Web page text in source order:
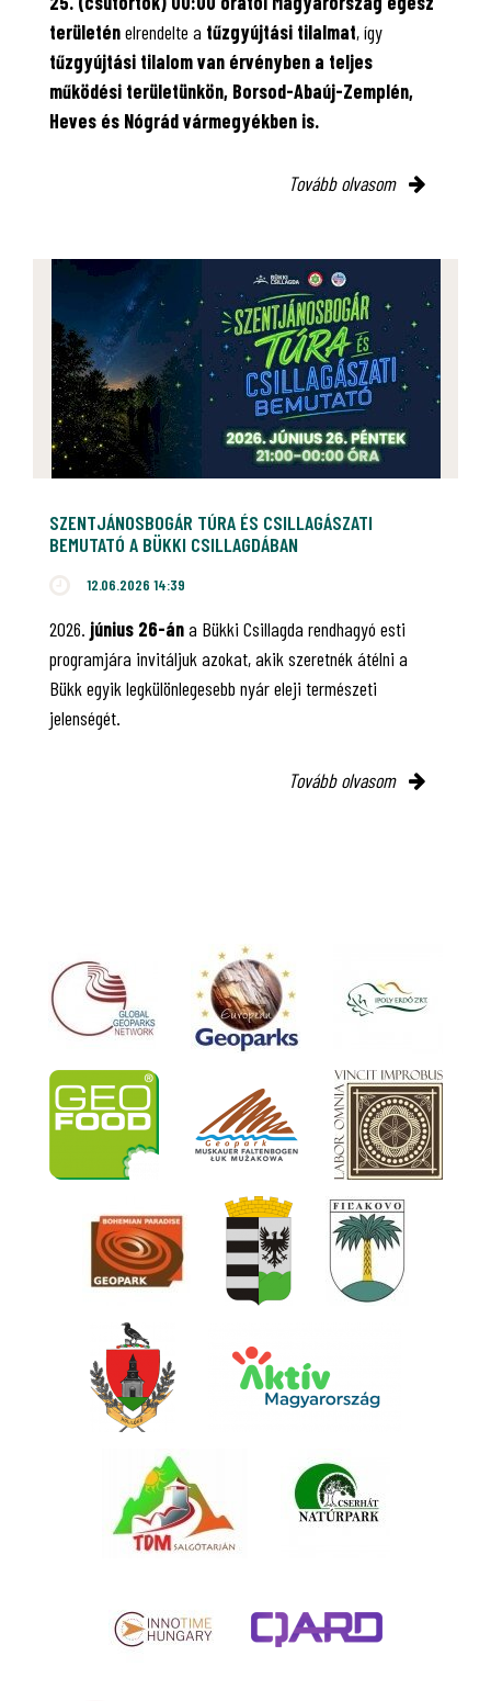
területénelrendelte a tűzgyújtási tilalmat, így
tűzgyújtási tilalom van érvényben a teljes
működési területünkön, Borsod-Abaúj-Zemplén,
Heves és Nógrád vármegyékben is.
Tovább olvasom
SZENTJÁNOSBOGÁR TÚRA ÉS CSILLAGÁSZATI
BEMUTATÓ A BÜKKI CSILLAGDÁBAN
12.06.2026 14:39
2026. június 26-ána Bükki Csillagda rendhagyó esti
programjára invitáljuk azokat, akik szeretnék átélni a
Bükk egyik legkülönlegesebb nyár eleji természeti
jelenségét.
Tovább olvasom